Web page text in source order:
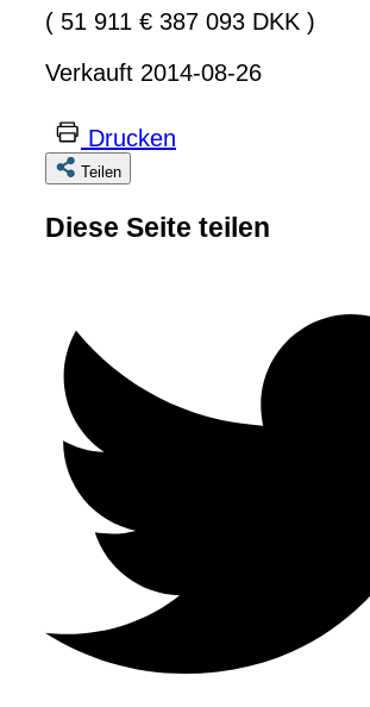
( 51 911 € 387 093 DKK )
Verkauft 2014-08-26
Drucken
Teilen
Diese Seite teilen